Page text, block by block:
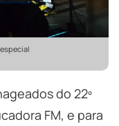
do 22º
FM, e para